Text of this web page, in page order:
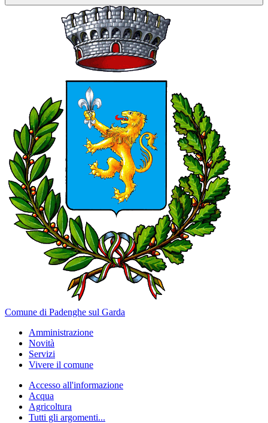
Comune di Padenghe sul Garda
Amministrazione
Novità
Servizi
Vivere il comune
Accesso all'informazione
Acqua
Agricoltura
Tutti gli argomenti...